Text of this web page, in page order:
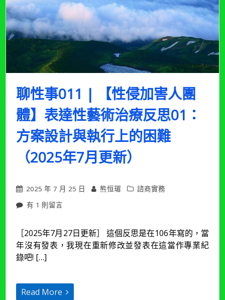
時
帶
團
體
的
心
得
（2026
年
5
更
新）〉
中
聊性事011 | 【性侵加害人團
體】表達性藝術治療反思01：
方案設計與執行上的困難
（2025年7月更新）
2025 年 7 月 25 日 熊恒瑂
諮商實務
在
事
011
|
【性
加
害
有 1 則留言
［2025年7月27日更新］ 這個反思是在106年寫的，當
年沒有發表，我現在重新修改並發表在這當作專業紀
錄吧! […]
Read More